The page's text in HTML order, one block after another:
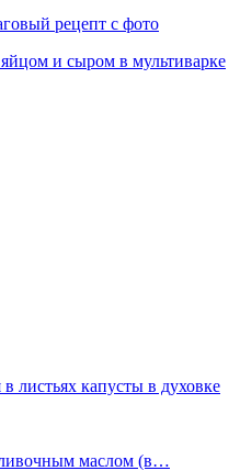
рецепт с фото
и сыром в мультиварке
листьях капусты в духовке
маслом (в…